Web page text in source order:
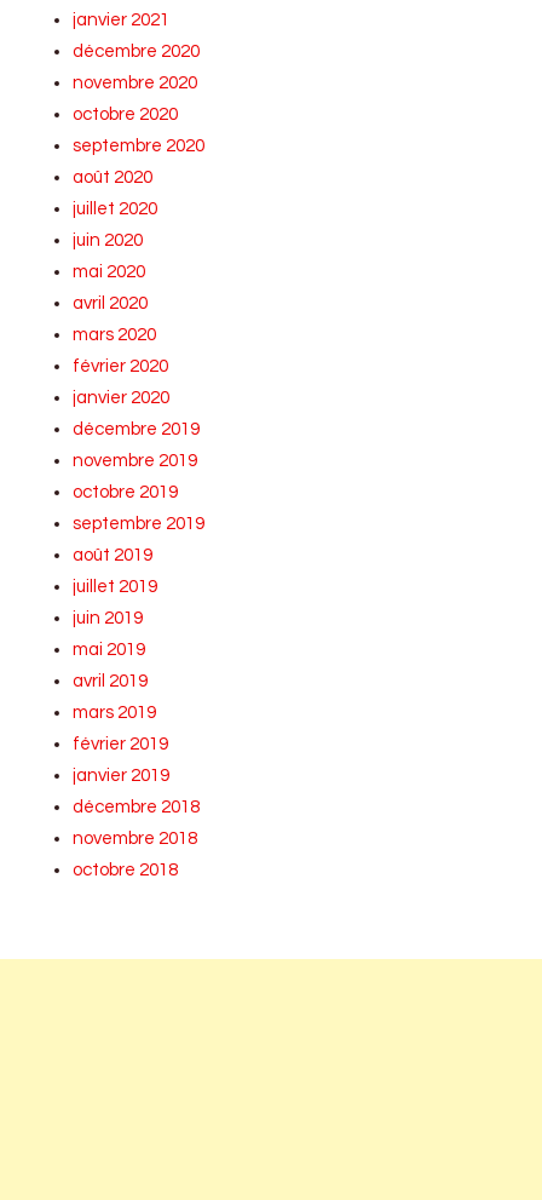
janvier 2021
décembre 2020
novembre 2020
octobre 2020
septembre 2020
août 2020
juillet 2020
juin 2020
mai 2020
avril 2020
mars 2020
février 2020
janvier 2020
décembre 2019
novembre 2019
octobre 2019
septembre 2019
août 2019
juillet 2019
juin 2019
mai 2019
avril 2019
mars 2019
février 2019
janvier 2019
décembre 2018
novembre 2018
octobre 2018